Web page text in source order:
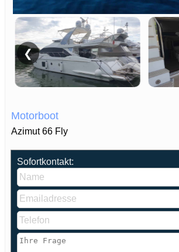
❮
Motorboot
Azimut 66 Fly
Sofortkontakt: